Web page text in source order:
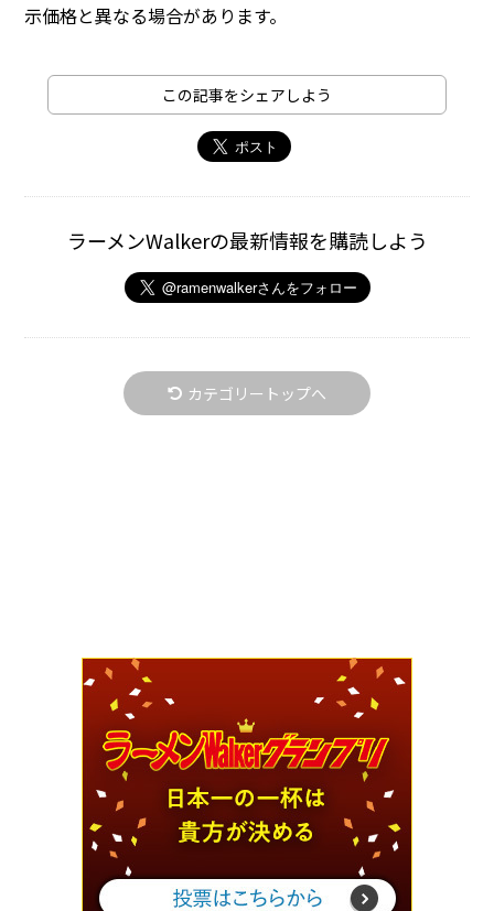
示価格と異なる場合があります。
この記事をシェアしよう
ラーメンWalkerの最新情報を購読しよう
カテゴリートップへ